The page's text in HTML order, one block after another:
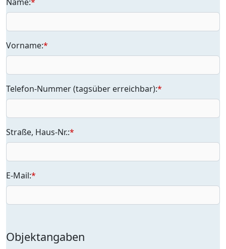
Vorname:*
Telefon-Nummer (tagsüber erreichbar):*
Straße, Haus-Nr.:*
E-Mail:*
Objektangaben